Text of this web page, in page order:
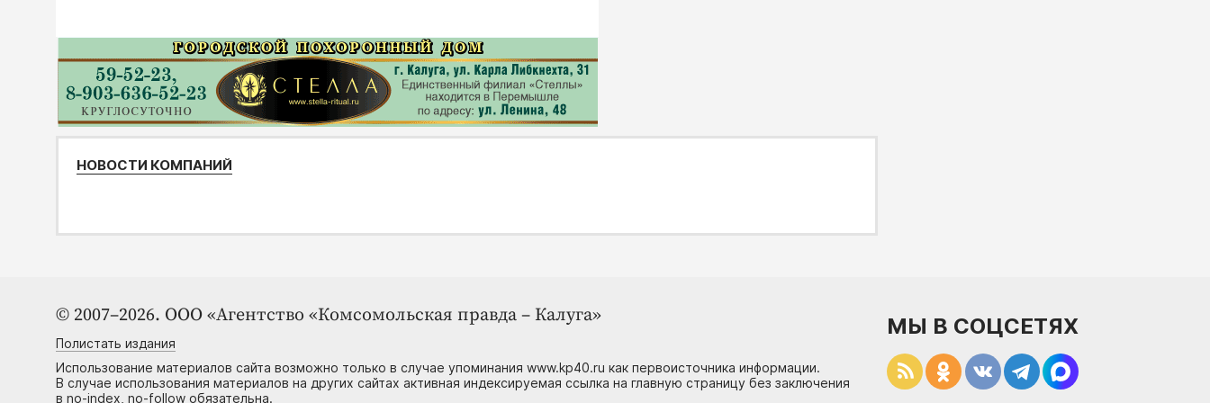
НОВОСТИ КОМПАНИЙ
© 2007–2026. ООО «Агентство «Комсомольская правда – Калуга»
Полистать издания
Использование материалов сайта возможно только в случае упоминания www.kp40.ru как первоисточника информации.
В случае использования материалов на других сайтах активная индексируемая ссылка на главную страницу без заключения
в no-index, no-follow обязательна.
МЫ В СОЦСЕТЯХ